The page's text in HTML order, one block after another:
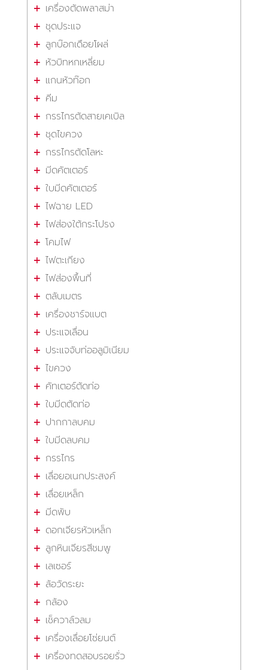
เครื่องตัดพลาสม่า
ชุดประแจ
ลูกบ๊อกเดือยโผล่
หัวบิทหกเหลี่ยม
แกนหัวท๊อก
คีม
กรรไกรตัดสายเคเบิล
ชุดไขควง
กรรไกรตัดโลหะ
มีดคัตเตอร์
ใบมีดคัตเตอร์
ไฟฉาย LED
ไฟส่องใต้กระโปรง
โคมไฟ
ไฟตะเกียง
ไฟส่องพื้นที่
ตลับเมตร
เครื่องชาร์จแบต
ประแจเลื่อน
ประแจจับท่ออลูมิเนียม
ไขควง
คัทเตอร์ตัดท่อ
ใบมีดตัดท่อ
ปากกาลบคม
ใบมีดลบคม
กรรไกร
เลื่อยอเนกประสงค์
เลื่อยเหล็ก
มีดพับ
ดอกเจียรหัวเหล็ก
ลูกหินเจียรสีชมพู
เลเซอร์
ล้อวัดระยะ
กล้อง
เช็ควาล์วลม
เครื่องเลื่อยโซ่ยนต์
เครื่องทดสอบรอยรั่ว